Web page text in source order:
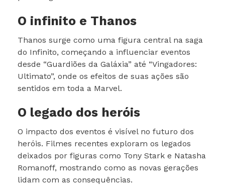
O infinito e Thanos
Thanos surge como uma figura central na saga
do Infinito, começando a influenciar eventos
desde “Guardiões da Galáxia” até “Vingadores:
Ultimato”, onde os efeitos de suas ações são
sentidos em toda a Marvel.
O legado dos heróis
O impacto dos eventos é visível no futuro dos
heróis. Filmes recentes exploram os legados
deixados por figuras como Tony Stark e Natasha
Romanoff, mostrando como as novas gerações
lidam com as consequências.